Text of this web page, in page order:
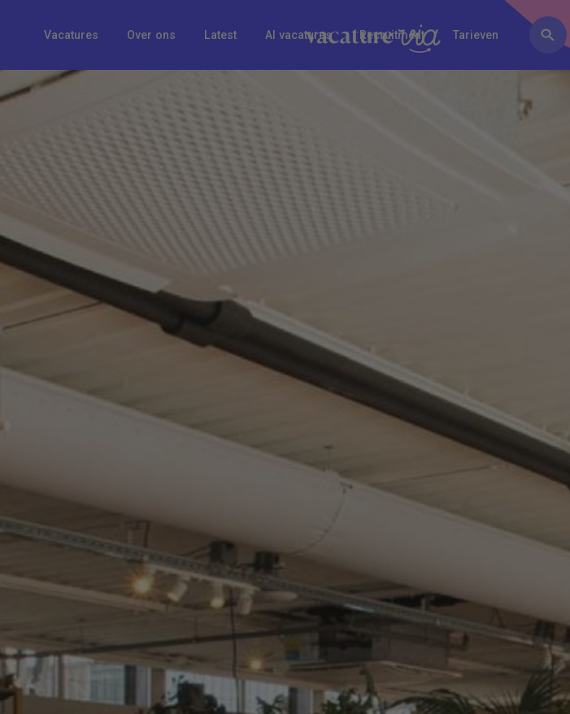
FAQ
Vacatures Over ons Latest AI vacatures Recruitment Tarieven